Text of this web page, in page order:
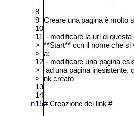
8
9 Creare una pagina è molto
10
11 - modificare la url di
> **Start** con il nome che si
> a;
12 - modificare una pagina
>
ad una pagina inesistente,
>
nk creato
13
14
n15#Creazione dei link#